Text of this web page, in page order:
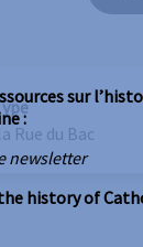
Rue du Bac
sur
:
newsletter
history of